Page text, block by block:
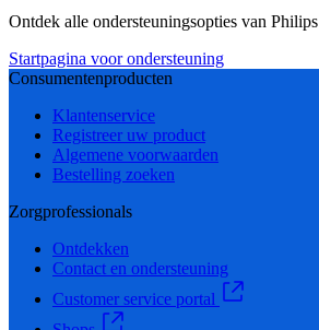
Ontdek alle ondersteuningsopties van Philips
Startpagina voor ondersteuning
Consumentenproducten
Klantenservice
Registreer uw product
Algemene voorwaarden
Bestelling zoeken
Zorgprofessionals
Ontdekken
Contact en ondersteuning
Customer service portal